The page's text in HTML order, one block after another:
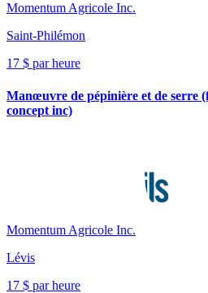
Momentum Agricole Inc.
Saint-Philémon
17 $ par heure
Manœuvre de pépinière et de serre
concept inc)
Momentum Agricole Inc.
Lévis
17 $ par heure